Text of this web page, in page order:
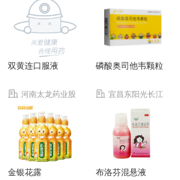
双黄连口服液
河南太龙药业股
份有限公司
磷酸奥司他韦颗粒
宜昌东阳光长江
药业股份有限公司
金银花露 布洛芬混悬液